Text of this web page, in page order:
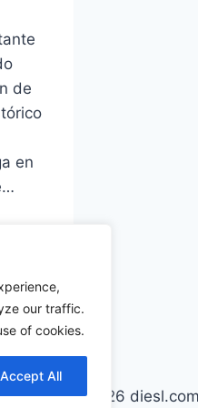
our traffic.
of cookies.
Accept All
de
en
© 2026